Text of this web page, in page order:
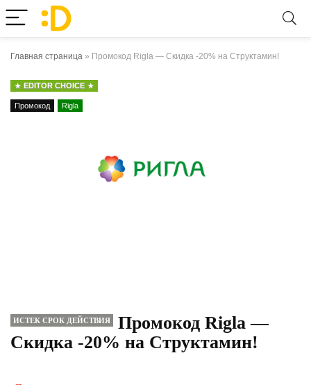
Главная страница » Промокод Rigla — Скидка -20% на Структамин!
EDITOR CHOICE
Промокод Rigla
ИСТЕК СРОК ДЕЙСТВИЯ
Промокод Rigla —
Скидка -20% на Структамин!